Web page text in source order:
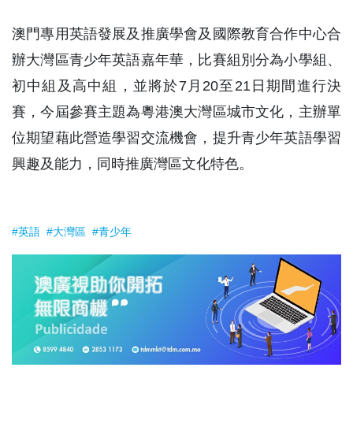
澳門專用英語發展及推廣學會及國際教育合作中心合
辦大灣區青少年英語嘉年華，比賽組別分為小學組、
初中組及高中組，並將於7月20至21日期間進行決
賽，今屆參賽主題為粵港澳大灣區城市文化，主辦單
位期望藉此營造學習交流機會，提升青少年英語學習
興趣及能力，同時推廣灣區文化特色。
#英語 #大灣區 #青少年